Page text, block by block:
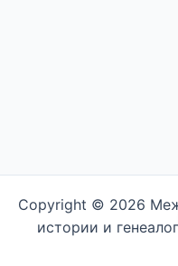
Copyright © 2026
истории и